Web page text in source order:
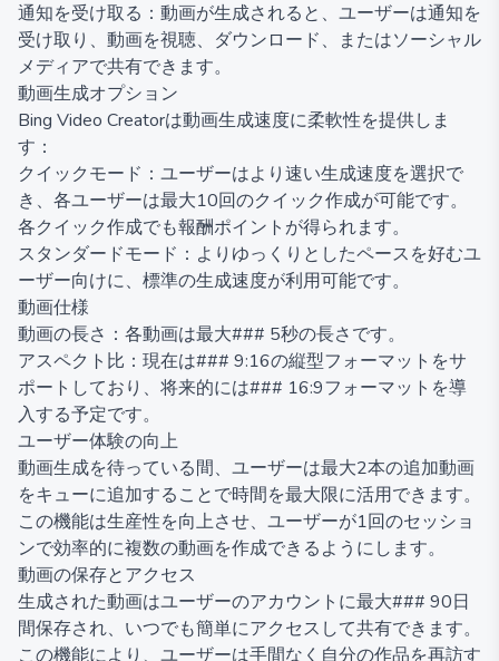
通知を受け取る：動画が生成されると、ユーザーは通知を
受け取り、動画を視聴、ダウンロード、またはソーシャル
メディアで共有できます。
動画生成オプション
Bing Video Creatorは動画生成速度に柔軟性を提供しま
す：
クイックモード：ユーザーはより速い生成速度を選択で
き、各ユーザーは最大10回のクイック作成が可能です。
各クイック作成でも報酬ポイントが得られます。
スタンダードモード：よりゆっくりとしたペースを好むユ
ーザー向けに、標準の生成速度が利用可能です。
動画仕様
動画の長さ：各動画は最大### 5秒の長さです。
アスペクト比：現在は### 9:16の縦型フォーマットをサ
ポートしており、将来的には### 16:9フォーマットを導
入する予定です。
ユーザー体験の向上
動画生成を待っている間、ユーザーは最大2本の追加動画
をキューに追加することで時間を最大限に活用できます。
この機能は生産性を向上させ、ユーザーが1回のセッショ
ンで効率的に複数の動画を作成できるようにします。
動画の保存とアクセス
生成された動画はユーザーのアカウントに最大### 90日
間保存され、いつでも簡単にアクセスして共有できます。
この機能により、ユーザーは手間なく自分の作品を再訪す